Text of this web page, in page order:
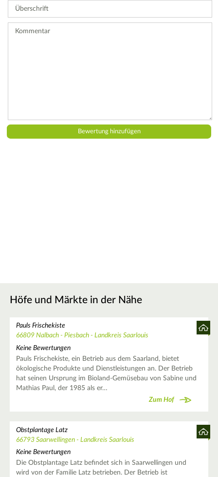
eine
Höfe und Märkte in der Nähe
Pauls Frischekiste
66809 Nalbach - Piesbach - Landkreis Saarlouis
Keine Bewertungen
Pauls Frischekiste, ein Betrieb aus dem Saarland, bietet
ökologische Produkte und Dienstleistungen an. Der Betrieb
hat seinen Ursprung im Bioland-Gemüsebau von Sabine und
Mathias Paul, der 1985 als er…
Zum Hof
Obstplantage Latz
66793 Saarwellingen - Landkreis Saarlouis
Keine Bewertungen
Die Obstplantage Latz befindet sich in Saarwellingen und
wird von der Familie Latz betrieben. Der Betrieb ist